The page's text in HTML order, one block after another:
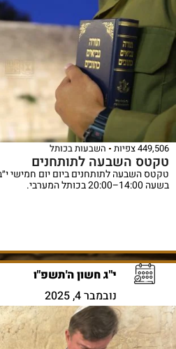
449,506 צפיות השבעות בכותל
טקטס השבעה לתותחנים
בשעה 14:00–20:00 בכותל המערבי.
י"ג חשון ה'תשפ"ו
נובמבר 4, 2025